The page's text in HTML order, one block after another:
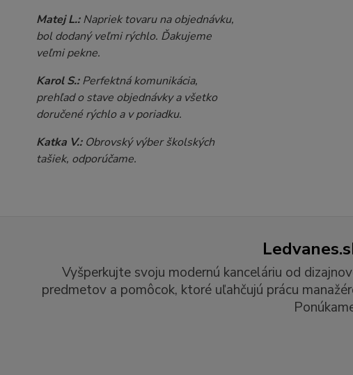
Matej L.:Napriek tovaru na objednávku,
bol dodaný veľmi rýchlo. Ďakujeme
veľmi pekne.
Karol S.:Perfektná komunikácia,
prehľad o stave objednávky a všetko
doručené rýchlo a v poriadku.
Katka V.: Obrovský výber školských
tašiek, odporúčame.
Vyšperkujte svoju modernú kanceláriu od
predmetov a pomôcok, ktoré uľahčujú prácu